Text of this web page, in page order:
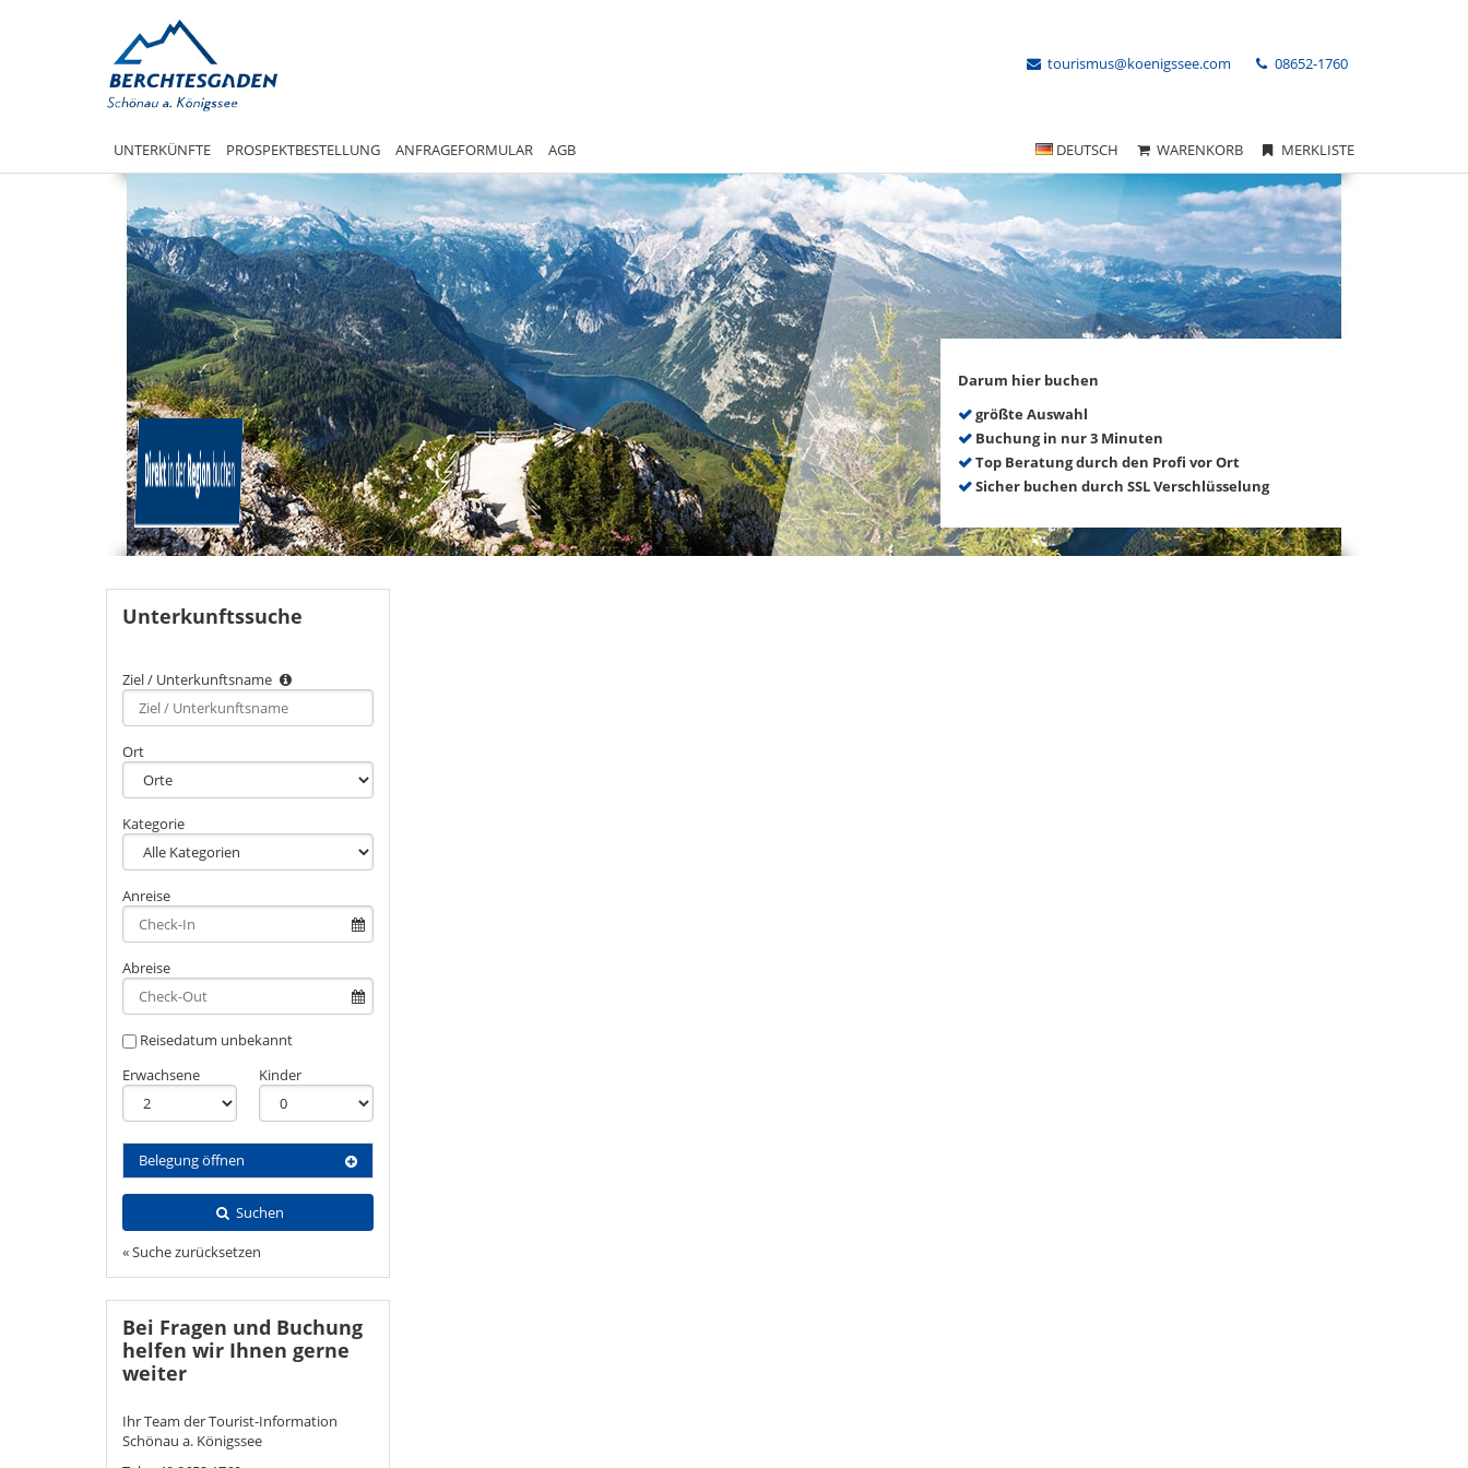
tourismus@koenigssee.com 08652-1760
DEUTSCH WARENKORB MERKLISTE
UNTERKÜNFTE PROSPEKTBESTELLUNG ANFRAGEFORMULAR AGB
Darum hier buchen
größte Auswahl
Buchung in nur 3 Minuten
Top Beratung durch den Profi vor Ort
Sicher buchen durch SSL Verschlüsselung
Unterkunftssuche
Ziel / Unterkunftsname
Ort
Kategorie
Anreise
Abreise
Reisedatum unbekannt
Erwachsene
Kinder
Belegung öffnen
Suchen
« Suche zurücksetzen
Bei Fragen und Buchung
helfen wir Ihnen gerne
weiter
Ihr Team der Tourist-Information
Schönau a. Königssee